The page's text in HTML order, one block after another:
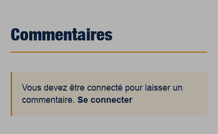
Commentaires
Vous devez être connecté pour laisser un
commentaire.Se connecter